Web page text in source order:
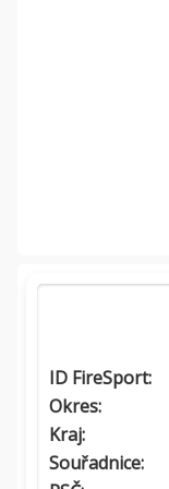
ID FireSport:
Okres:
Kraj:
Souřadnice: